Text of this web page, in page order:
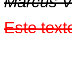
Este